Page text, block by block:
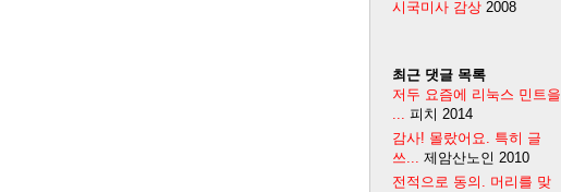
시국미사 감상 2008
최근 댓글 목록
저두 요즘에 리눅스 민트을
... 피치 2014
감사! 몰랐어요. 특히 글
쓰... 제암산노인 2010
전적으로 동의. 머리를 맞